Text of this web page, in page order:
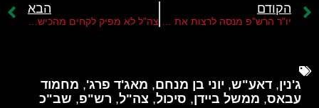
הקודם הבא
ג'נין, דאע"ש, יוני בן מנחם, מאג'ד פרג', מחמוד
עבאס, ממשל ביידן, סיכול, צה"ל, רש"פ, שב"כ